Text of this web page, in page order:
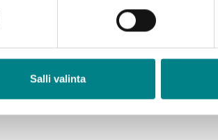
Salli valinta